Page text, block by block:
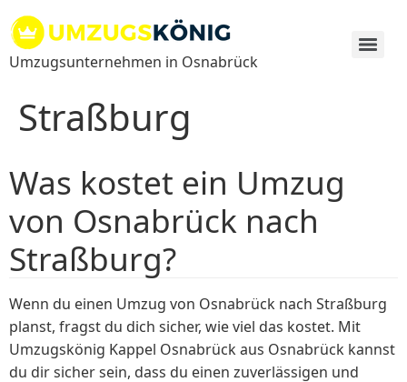
Inhalt
springen
Umzugsunternehmen in Osnabrück
Straßburg
Was kostet ein Umzug
von Osnabrück nach
Straßburg?
Wenn du einen Umzug von Osnabrück nach Straßburg
planst, fragst du dich sicher, wie viel das kostet. Mit
Umzugskönig Kappel Osnabrück aus Osnabrück kannst
du dir sicher sein, dass du einen zuverlässigen und